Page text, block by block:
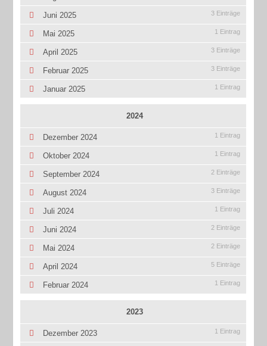
Juni 2025 3 Einträge
Mai 2025 1 Eintrag
April 2025 3 Einträge
Februar 2025 3 Einträge
Januar 2025 1 Eintrag
2024
Dezember 2024 1 Eintrag
Oktober 2024 1 Eintrag
September 2024 2 Einträge
August 2024 3 Einträge
Juli 2024 1 Eintrag
Juni 2024 2 Einträge
Mai 2024 2 Einträge
April 2024 5 Einträge
Februar 2024 1 Eintrag
2023
Dezember 2023 1 Eintrag